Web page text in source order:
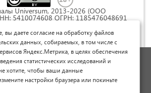
Universum, 2013-2026 (ООО
5410074608 ОГРН: 1185476048691
(«Атрибуция») 4.0
обработки персональных данных
Договор оферты
научную статью
вы даете согласие на обработку файлов
данных, собираемых, в том числе с
Яндекс.Метрика, в целях обеспечения
статистических исследований и
хотите, чтобы ваши данные
настройки браузера или покиньте